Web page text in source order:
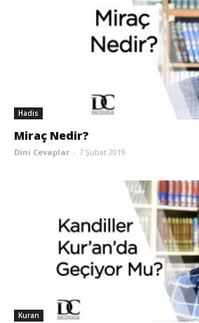
Hadis
Miraç Nedir?
Dini Cevaplar - 7 Şubat 2019
Kuran